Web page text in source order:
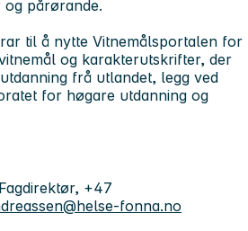
pårørande.
til å nytte Vitnemålsportalen for
og karakterutskrifter, der
frå utlandet, legg ved
for høgare utdanning og
+47
fonna.no